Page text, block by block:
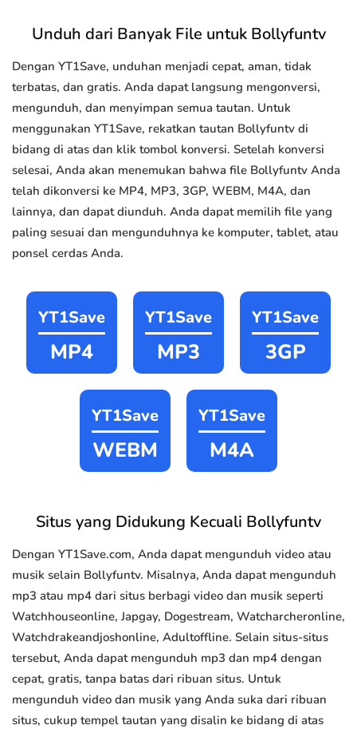
Unduh dari Banyak File untuk Bollyfuntv
Dengan YT1Save, unduhan menjadi cepat, aman, tidak
terbatas, dan gratis. Anda dapat langsung mengonversi,
mengunduh, dan menyimpan semua tautan. Untuk
menggunakan YT1Save, rekatkan tautan Bollyfuntv di
bidang di atas dan klik tombol konversi. Setelah konversi
selesai, Anda akan menemukan bahwa file Bollyfuntv Anda
telah dikonversi ke MP4, MP3, 3GP, WEBM, M4A, dan
lainnya, dan dapat diunduh. Anda dapat memilih file yang
paling sesuai dan mengunduhnya ke komputer, tablet, atau
ponsel cerdas Anda.
YT1Save
MP4
YT1Save
MP3
YT1Save
3GP
YT1Save
WEBM
YT1Save
M4A
Situs yang Didukung Kecuali Bollyfuntv
Dengan YT1Save.com, Anda dapat mengunduh video atau
musik selain Bollyfuntv. Misalnya, Anda dapat mengunduh
mp3 atau mp4 dari situs berbagi video dan musik seperti
Watchhouseonline, Japgay, Dogestream, Watcharcheronline,
Watchdrakeandjoshonline, Adultoffline. Selain situs-situs
tersebut, Anda dapat mengunduh mp3 dan mp4 dengan
cepat, gratis, tanpa batas dari ribuan situs. Untuk
mengunduh video dan musik yang Anda suka dari ribuan
situs, cukup tempel tautan yang disalin ke bidang di atas